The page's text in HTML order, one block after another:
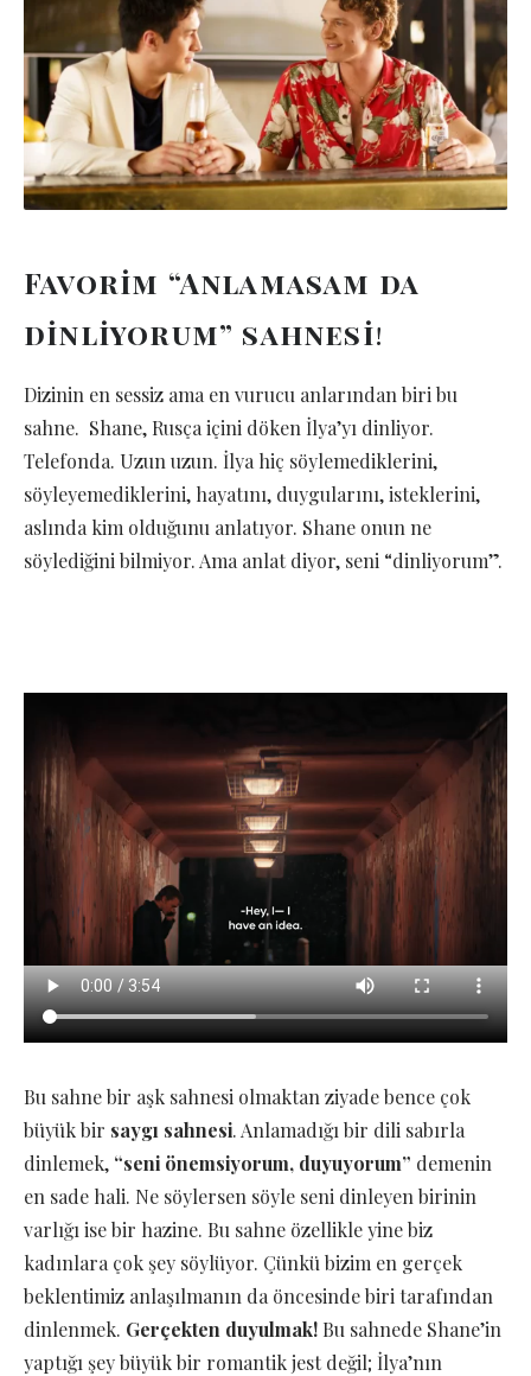
Favorim “Anlamasam da
dinliyorum” sahnesi!
Dizinin en sessiz ama en vurucu anlarından biri bu
sahne. Shane, Rusça içini döken İlya’yı dinliyor.
Telefonda. Uzun uzun. İlya hiç söylemediklerini,
söyleyemediklerini, hayatını, duygularını, isteklerini,
aslında kim olduğunu anlatıyor. Shane onun ne
söylediğini bilmiyor. Ama anlat diyor, seni “dinliyorum”.
Bu sahne bir aşk sahnesi olmaktan ziyade bence çok
büyük bir saygı sahnesi. Anlamadığı bir dili sabırla
dinlemek, “seni önemsiyorum, duyuyorum” demenin
en sade hali. Ne söylersen söyle seni dinleyen birinin
varlığı ise bir hazine. Bu sahne özellikle yine biz
kadınlara çok şey söylüyor. Çünkü bizim en gerçek
beklentimiz anlaşılmanın da öncesinde biri tarafından
dinlenmek. Gerçekten duyulmak! Bu sahnede Shane’in
yaptığı şey büyük bir romantik jest değil; İlya’nın